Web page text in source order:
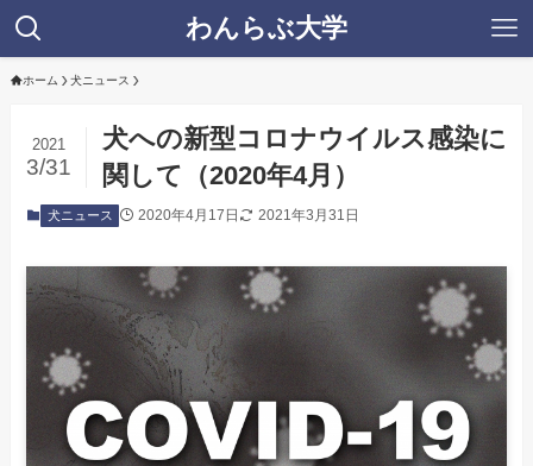
わんらぶ大学
ホーム 犬ニュース
犬への新型コロナウイルス感染に
関して（2020年4月）
2021
3/31
犬ニュース 2020年4月17日 2021年3月31日